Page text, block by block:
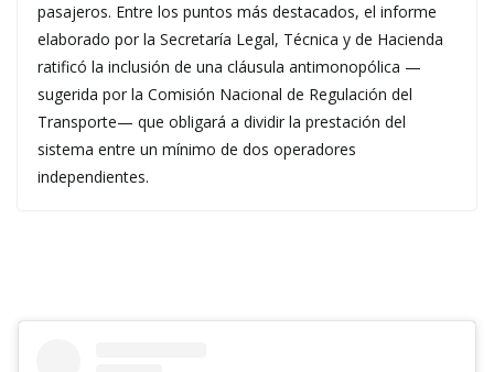
pasajeros. Entre los puntos más destacados, el informe
elaborado por la Secretaría Legal, Técnica y de Hacienda
ratificó la inclusión de una cláusula antimonopólica —
sugerida por la Comisión Nacional de Regulación del
Transporte— que obligará a dividir la prestación del
sistema entre un mínimo de dos operadores
independientes.